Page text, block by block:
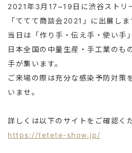
2021年3月17~19日に渋谷ストリ
「ててて商談会2021」に出展しま
当日は「作り手・伝え手・使い手
日本全国の中量生産・手工業のも
手が集います。
ご来場の際は充分な感染予防対策
いませ。
詳しくは以下のサイトをご確認く
https://tetete-show.jp/